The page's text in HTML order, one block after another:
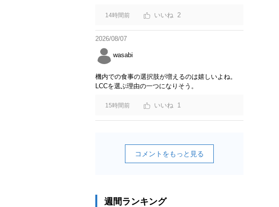
14時間前 2
2026/08/07
wasabi
機内での食事の選択肢が増えるのは嬉しいよね。
LCCを選ぶ理由の一つになりそう。
15時間前 1
コメントをもっと見る
週間ランキング